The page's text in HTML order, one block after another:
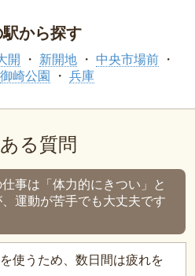
から探す
開 新開地
中央市場前
御崎公園 兵庫
る質問
事は「体力的にきつい」と
運動が苦手でも大丈夫です
使うため、数日間は疲れを